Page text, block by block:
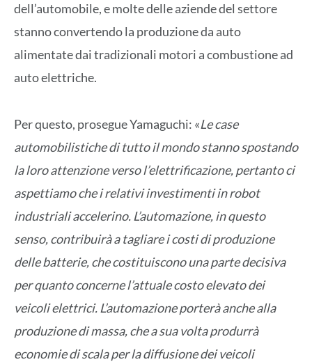
dell’automobile, e molte delle aziende del settore
stanno convertendo la produzione da auto
alimentate dai tradizionali motori a combustione ad
auto elettriche.
Per questo, prosegue Yamaguchi: «Le case
automobilistiche di tutto il mondo stanno spostando
la loro attenzione verso l’elettrificazione, pertanto ci
aspettiamo che i relativi investimenti in robot
industriali accelerino. L’automazione, in questo
senso, contribuirà a tagliare i costi di produzione
delle batterie, che costituiscono una parte decisiva
per quanto concerne l’attuale costo elevato dei
veicoli elettrici. L’automazione porterà anche alla
produzione di massa, che a sua volta produrrà
economie di scala per la diffusione dei veicoli